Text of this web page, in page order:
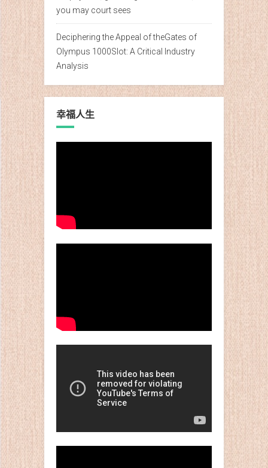
you may court sees
Deciphering the Appeal of theGates of
Olympus 1000Slot: A Critical Industry
Analysis
幸福人生